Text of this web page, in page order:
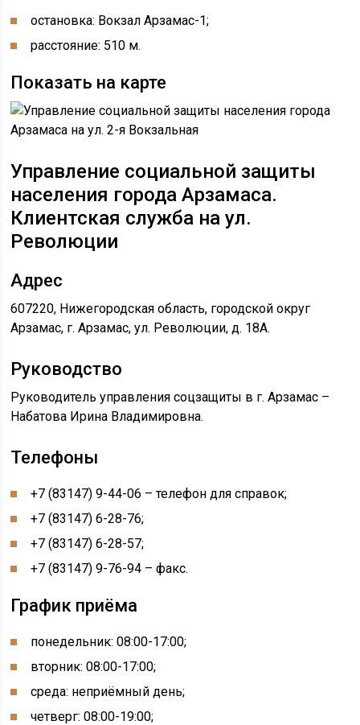
остановка: Вокзал Арзамас-1;
расстояние: 510 м.
Показать на карте
Управление социальной защиты
населения города Арзамаса.
Клиентская служба на ул.
Революции
Адрес
607220, Нижегородская область, городской округ
Арзамас, г. Арзамас, ул. Революции, д. 18А.
Руководство
Руководитель управления соцзащиты в г. Арзамас –
Набатова Ирина Владимировна.
Телефоны
+7 (83147) 9-44-06 – телефон для справок;
+7 (83147) 6-28-76;
+7 (83147) 6-28-57;
+7 (83147) 9-76-94 – факс.
График приёма
понедельник: 08:00-17:00;
вторник: 08:00-17:00;
среда: неприёмный день;
четверг: 08:00-19:00;